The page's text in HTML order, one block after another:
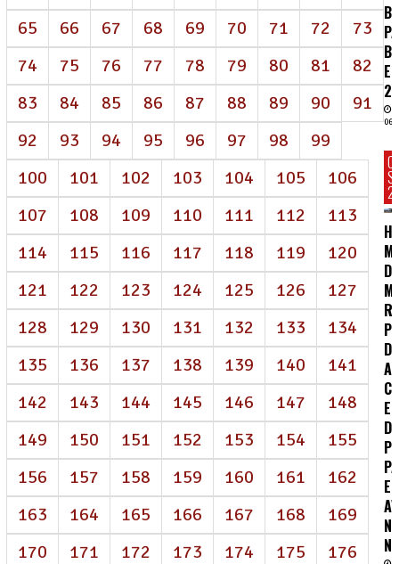
65
66 67 68 69 70 71 72
73
74
75 76 77 78 79 80 81
82
83
84 85 86 87 88 89 90
91
92
93 94 95 96 97 98
99
100
101 102 103 104 105
106
107
108 109 110 111 112
113
114
115 116 117 118 119
120
121
122 123 124 125 126
127
128
129 130 131 132 133
134
135
136 137 138 139 140
141
142
143 144 145 146 147
148
149
150 151 152 153 154
155
156
157 158 159 160 161
162
163
164 165 166 167 168
169
170
171 172 173 174 175
176
06/
DE
E